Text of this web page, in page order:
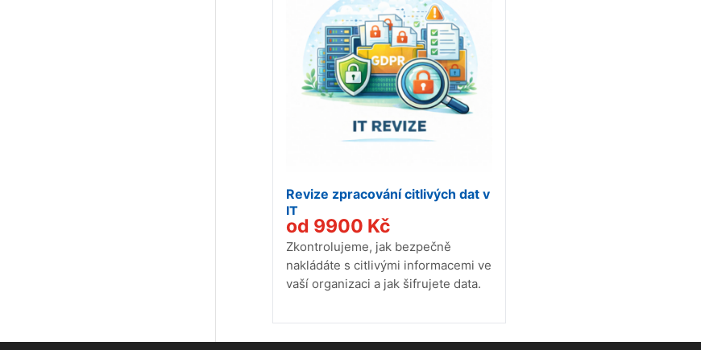
Revize zpracování citlivých dat v
IT
od 9900 Kč
Zkontrolujeme, jak bezpečně
nakládáte s citlivými informacemi ve
vaší organizaci a jak šifrujete data.